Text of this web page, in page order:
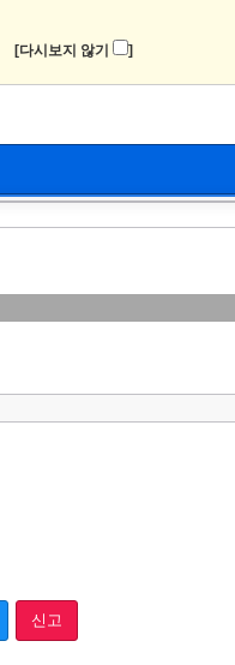
[다시보지 않기 ]
신고